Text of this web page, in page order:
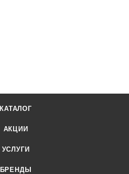
КАТАЛОГ
АКЦИИ
УСЛУГИ
БРЕНДЫ